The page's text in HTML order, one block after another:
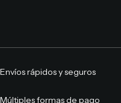
Envíos rápidos y seguros
Múltiples formas de pago